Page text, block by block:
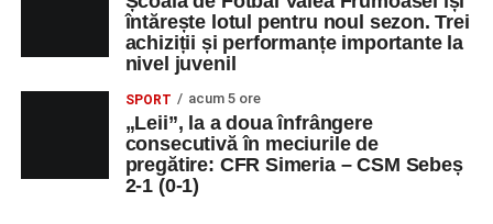
întărește lotul pentru noul sezon. Trei
achiziții și performanțe importante la
nivel juvenil
SPORT acum 5 ore
„Leii”, la a doua înfrângere
consecutivă în meciurile de
pregătire: CFR Simeria – CSM Sebeș
2-1 (0-1)